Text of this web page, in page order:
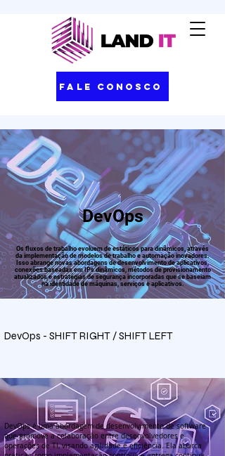
Fale Conosco
DevOps
Os fluxos de trabalho evoluem de estáticos para dinâmicos, através
da implementação de modelos de trabalho e automação inovadores.
Isso abrange novas abordagens de desenvolvimento de aplicativos,
conexões baseadas em IPs dinâmicos, métodos de provisionamento
atualizados e estratégias de segurança incorporadas que se baseiam
na identidade de máquinas, serviços e aplicativos.
DevOps - SHIFT RIGHT / SHIFT LEFT
DevOps é uma abordagem de desenvolvimento de software
que promove a colaboração entre desenvolvedores e
operações de TI, visando agilidade e eficiência. Ela abarca